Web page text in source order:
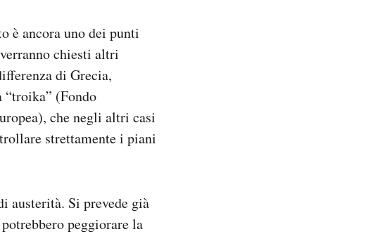
è ancora uno dei punti
chiesti altri
di Grecia,
“troika” (Fondo
che negli altri casi
strettamente i piani
austerità. Si prevede già
peggiorare la